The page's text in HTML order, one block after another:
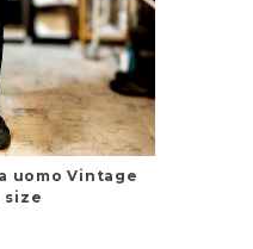
uomo Vintage
size